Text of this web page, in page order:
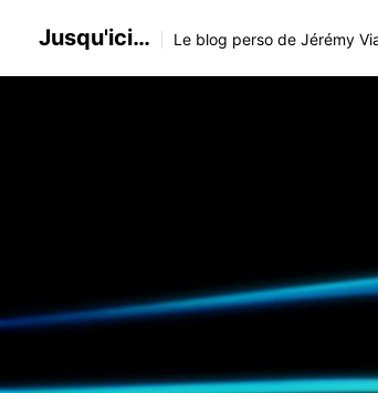
Jusqu'ici… Le blog perso de Jérémy